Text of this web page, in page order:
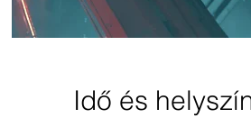
Idő és